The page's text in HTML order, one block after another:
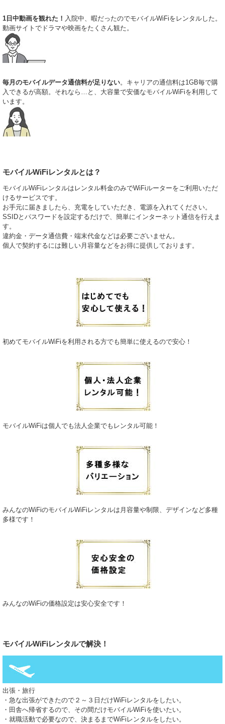
ビスがお勧めです。
2026.3.4
出張や一時的な帰省など、急にインターネットが必要になった際は、当店
のレンタルWiFiが便利です。多様なニーズにお応えできるよう、大容量プ
ランや月額固定の使い放題プランなど、豊富なラインナップを取り揃えて
います。特にビジネス拠点での利用には、高速通信が可能な最新機種が推
送にも対応。月末にスマートフォンのパケット通信量が不足して速度制限
がかかってしまった際の緊急避難的な利用としても、多くの方に選ばれて
いる安心のサービスです。
2026.2.25
慣れない土地での迷わない旅行の秘訣はリアルタイムな情報収集にありま
す。ポケットWiFiをレンタルすれば、金沢の風情ある街並みを散策しなが
ら地図アプリをフル活用したり、現地の人気グルメを即座に検索したり
のバスや電車内でも途切れることのない通信環境は、自由で快適な旅を強
力にバックアップしてくれるはずです。
2026.2.18
国内でのインターネット環境確保なら、実績豊富なみんなのWiFiにお任せ
ください。当サービスでは、利用期間やデータ通信量に応じて、お客様一
人ひとりに最適なプランを提案しています。予約から受け取り、そしてポ
スト投函による返却まで、手続きは非常にシンプルで分かりやすい設計で
す。仙台や名古屋など、日本全国どこへでもお届け可能。旅行中の情報収
ケットWiFiは手放せない存在です。福岡や札幌といった都市部から地方の
観光地まで、広いエリアをカバーする端末は、スマートフォンやノートPC
など複数のデバイスを同時に接続できるため非常に効率的。みんなのWiFi
が提供するレンタル端末は、設定も簡単で届いたその日からすぐに利用可
能です。煩わしい契約手続きや解約違約金の心配も一切なく、必要な時だ
けスムーズなネット環境を手に入れられるのが最大の魅力です。軽量コン
日本国内に特化したポケットWiFiレンタルは、出張や観光で各地を巡る方
にとって非常に合理的な選択肢です。東京や大阪の主要駅周辺には無料の
公衆無線LANが整備されていますが、セキュリティ面や通信速度の不安定
さに不安を感じる場面も少なくありません。みんなのWiFiなら、自分専用
のセキュアな回線をいつでも確保でき、プライバシーを守りながらスムー
ズに作業を進められます。利用期間やデータ容量に合わせて多彩なプラン
一部の山間部や郊外では、通信インフラが十分でないケースがあります
が、当社のポケットWi-Fiは全国の広範囲に対応しており、こうした場所で
も接続性を確保できます。契約期間も柔軟に設定でき、数日単位の利用か
ら長期滞在に合わせたプランまで用意しております。名古屋・広島・那覇
ネット環境がどこでも実現可能です。短期利用にも長期利用にも適してお
り、旅行・出張・仮住まいなど、あらゆるシーンに対応します。法人契約
公共Wi-Fiの利用にはセキュリティ上の不安がつきものです。当社のポケッ
トWi-Fiは、通信内容を暗号化しており、安全なインターネット接続を可能
にします。外出先での会議資料共有や、クラウド上のデータ閲覧など、業
務上の大切な情報を扱う際にも安心です。地方都市や観光地など、Wi-Fi環
境が整備されていない場所でもご活用いただけるため、効率的かつ安全な
務・金融・医療関係の方々にも高い評価を得ており、機密情報の取り扱い
軽量で携帯性に優れた当社のポケットWi-Fiは、どこにでも持ち運べるた
ムでの作業や会議にも対応可能です。複数名での出張や短期プロジェクト
など、柔軟性が求められる現代の働き方にぴったりです。京都や神戸など
観光地でも、仕事を途切れさせず通信できる点も評価されています。利用
中にトラブルが発生した場合にも、サポート窓口が迅速に対応いたします
ので、初めての方も安心してご利用いただけます。
2026.1.7
1日中動画を観れた！ 入院中、暇だったのでモバイルWiFiをレンタルした。
動画サイトでドラマや映画をたくさん観た。
毎月のモバイルデータ通信料が足りない。キャリアの通信料は1GB毎で購
入できるが高額。それなら…と、大容量で安価なモバイルWiFiを利用して
います。
モバイルWiFiレンタルとは？
モバイルWiFiレンタルはレンタル料金のみでWiFiルーターをご利用いただ
けるサービスです。
お手元に届きましたら、充電をしていただき、電源を入れてください。
SSIDとパスワードを設定するだけで、簡単にインターネット通信を行えま
す。
違約金・データ通信費・端末代金などは必要ございません。
個人で契約するには難しい月容量などをお得に提供しております。
初めてモバイルWiFiを利用される方でも簡単に使えるので安心！
モバイルWiFiは個人でも法人企業でもレンタル可能！
みんなのWiFiのモバイルWiFiレンタルは月容量や制限、デザインなど多種
多様です！
みんなのWiFiの価格設定は安心安全です！
モバイルWiFiレンタルで解決！
出張・旅行
・急な出張ができたので２～３日だけWiFiレンタルをしたい。
・田舎へ帰省するので、その間だけモバイルWiFiを使いたい。
・就職活動で必要なので、決まるまでWiFiレンタルをしたい。